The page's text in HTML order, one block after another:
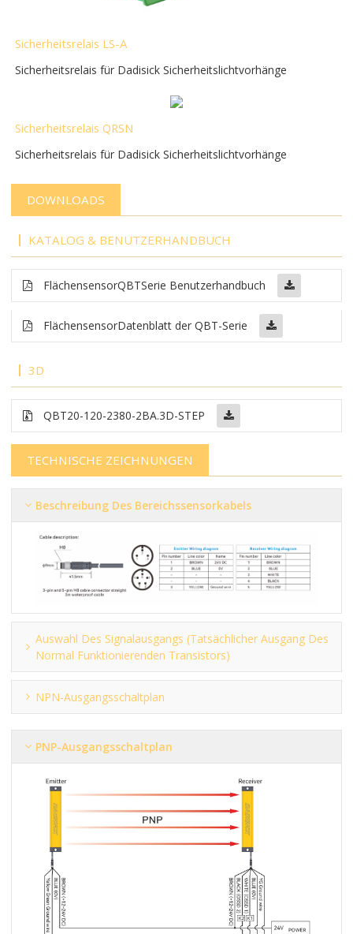
Sicherheitsrelais LS-A
Sicherheitsrelais für Dadisick Sicherheitslichtvorhänge
Sicherheitsrelais QRSN
Sicherheitsrelais für Dadisick Sicherheitslichtvorhänge
DOWNLOADS
KATALOG & BENUTZERHANDBUCH
FlächensensorQBTSerie Benutzerhandbuch
FlächensensorDatenblatt der QBT-Serie
3D
QBT20-120-2380-2BA.3D-STEP
TECHNISCHE ZEICHNUNGEN
Beschreibung Des Bereichssensorkabels
Auswahl Des Signalausgangs (tatsächlicher Ausgang Des
Normal Funktionierenden Transistors)
NPN-Ausgangsschaltplan
PNP-Ausgangsschaltplan